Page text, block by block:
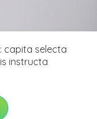
capita selecta
instructa